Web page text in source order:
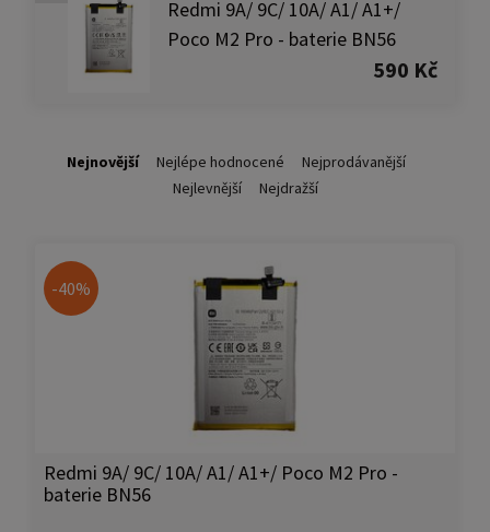
Redmi 9A/ 9C/ 10A/ A1/ A1+/
Poco M2 Pro - baterie BN56
590 Kč
Nejnovější Nejlépe hodnocené
Nejprodávanější
Nejlevnější
Nejdražší
-40%
Redmi 9A/ 9C/ 10A/ A1/ A1+/ Poco M2 Pro -
baterie BN56